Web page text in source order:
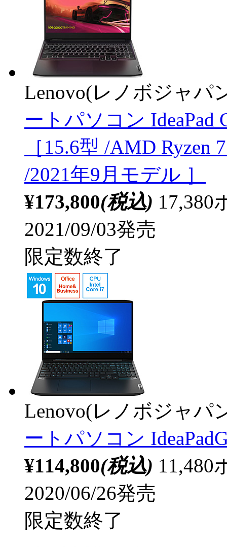
Lenovo(レノボジャパ
ートパソコン IdeaPad
［15.6型 /AMD Ryzen
/2021年9月モデル ］
¥173,800(税込) 17,380
2021/09/03発売
限定数終了
Lenovo(レノボジャパ
ートパソコン
¥114,800(税込) 11,480
2020/06/26発売
限定数終了